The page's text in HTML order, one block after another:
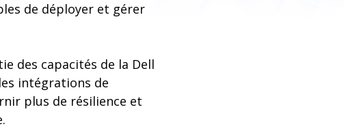
de déployer et gérer
des capacités de la Dell
intégrations de
plus de résilience et